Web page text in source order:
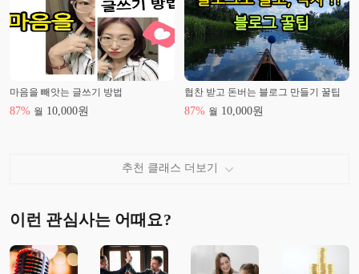
마음을 빼앗는 글쓰기 방법
87% 월 10,000원
협찬 받고 돈버는 블로그 만들기 꿀팁
87% 월 10,000원
추천 클래스 더보기
이런 관심사는 어때요?